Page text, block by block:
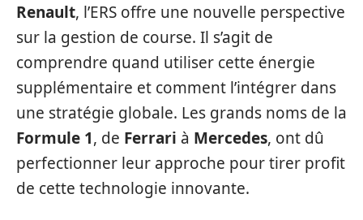
Renault, l’ERS offre une nouvelle perspective
sur la gestion de course. Il s’agit de
comprendre quand utiliser cette énergie
supplémentaire et comment l’intégrer dans
une stratégie globale. Les grands noms de la
Formule 1, de Ferrari à Mercedes, ont dû
perfectionner leur approche pour tirer profit
de cette technologie innovante.